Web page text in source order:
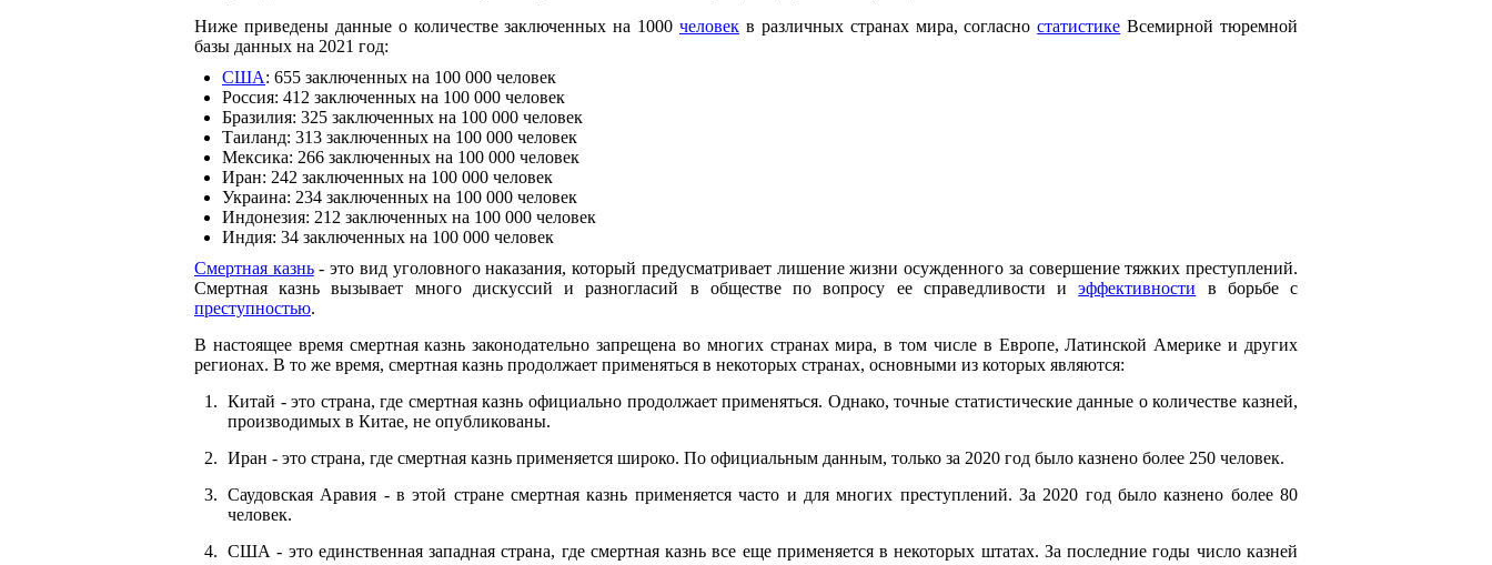
Ниже приведены данные о количестве заключенных на 1000 человек в различных странах мира, согласностатистике Всемирной тюремной
базы данных на 2021 год:
США: 655 заключенных на 100 000 человек
Россия: 412 заключенных на 100 000 человек
Бразилия: 325 заключенных на 100 000 человек
Таиланд: 313 заключенных на 100 000 человек
Мексика: 266 заключенных на 100 000 человек
Иран: 242 заключенных на 100 000 человек
Украина: 234 заключенных на 100 000 человек
Индонезия: 212 заключенных на 100 000 человек
Индия: 34 заключенных на 100 000 человек
Смертная казнь- это вид уголовного наказания, который предусматривает лишение жизни осужденного за совершение тяжких преступлений.
Смертная казнь вызывает много дискуссий и разногласий в обществе по вопросу ее справедливости иэффективности в борьбе с
преступностью.
В настоящее время смертная казнь законодательно запрещена во многих странах мира, в том числе в Европе, Латинской Америке и других
регионах. В то же время, смертная казнь продолжает применяться в некоторых странах, основными из которых являются:
Китай - это страна, где смертная казнь официально продолжает применяться. Однако, точные статистические данные о количестве казней,
производимых в Китае, не опубликованы.
Иран - это страна, где смертная казнь применяется широко. По официальным данным, только за 2020 год было казнено более 250 человек.
Саудовская Аравия - в этой стране смертная казнь применяется часто и для многих преступлений. За 2020 год было казнено более 80
человек.
США - это единственная западная страна, где смертная казнь все еще применяется в некоторых штатах. За последние годы число казней